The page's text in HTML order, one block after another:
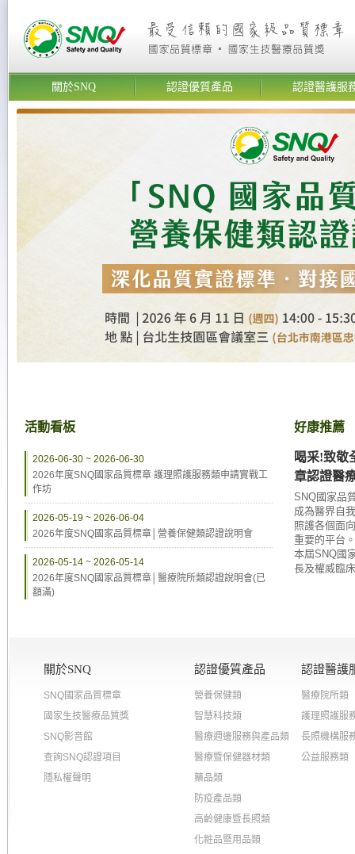
關於SNQ 認證優質產品 認證醫護服
活動看板
2026-06-30 ~ 2026-06-30
2026年度SNQ國家品質標章 護理照護服務類申請實戰工
作坊
2026-05-19 ~ 2026-06-04
2026年度SNQ國家品質標章│營養保健類認證說明會
2026-05-14 ~ 2026-05-14
2026年度SNQ國家品質標章│醫療院所類認證說明會(已
額滿)
好康推薦
喝采!致敬
章認證醫
SNQ國家品
成為醫界自
照護各個面
重要的平台。
本屆SNQ國
長及權威臨
關於SNQ
SNQ國家品質標章
國家生技醫療品質獎
SNQ影音館
查詢SNQ認證項目
隱私權聲明
認證優質產品
營養保健類
智慧科技類
醫療週邊服務與產品類
醫療暨保健器材類
藥品類
防疫產品類
高齡健康暨長照類
化粧品暨用品類
認證醫護
醫療院所類
護理照護服
長照機構服
公益服務類